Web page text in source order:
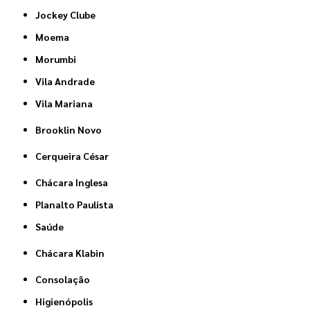
Jockey Clube
Moema
Morumbi
Vila Andrade
Vila Mariana
Brooklin Novo
Cerqueira César
Chácara Inglesa
Planalto Paulista
Saúde
Chácara Klabin
Consolação
Higienópolis